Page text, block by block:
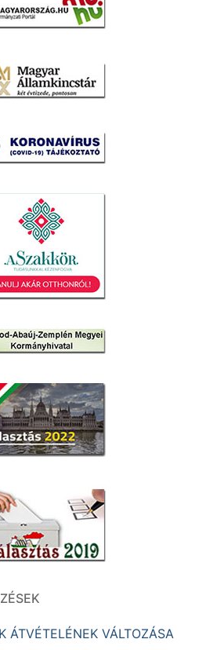
ÁTVÉTELÉNEK VÁLTOZÁSA